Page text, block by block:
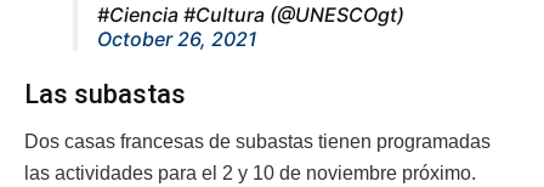
#Ciencia #Cultura (@UNESCOgt)
October 26, 2021
Las subastas
Dos casas francesas de subastas tienen programadas
las actividades para el 2 y 10 de noviembre próximo.